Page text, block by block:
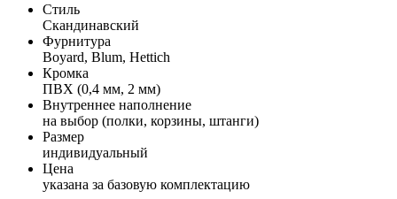
Стиль
Скандинавский
Фурнитура
Boyard, Blum, Hettich
Кромка
ПВХ (0,4 мм, 2 мм)
Внутреннее наполнение
на выбор (полки, корзины, штанги)
Размер
индивидуальный
Цена
указана за базовую комплектацию